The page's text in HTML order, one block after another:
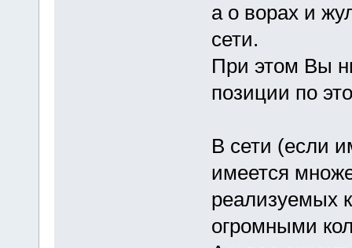
а о ворах и
сети.
При этом Вы
позиции по
В сети (если
имеется
реализуемых
огромными